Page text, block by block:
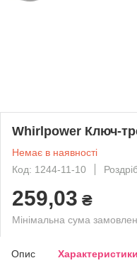
Whirlpower Ключ-
Немає в наявності
Код: 1244-11-10
259,03 ₴
Мінімальна сума
Опис Характеристики